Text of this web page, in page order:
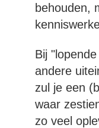
behouden,
Bij
andere
zul je een
waar
zo veel